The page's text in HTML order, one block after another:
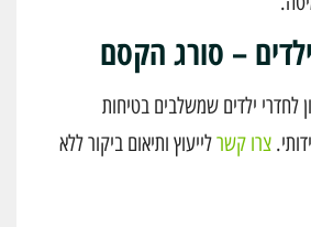
– סורג הקסם
לחדרי ילדים שמשלבים בטיחות
צרו קשרלייעוץ ותיאום ביקור ללא